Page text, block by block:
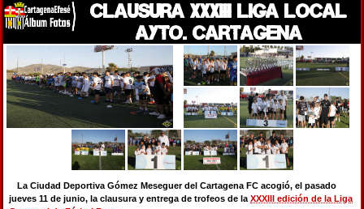
CLAUSURA XXXIII LIGA LOCAL
AYTO. CARTAGENA
La Ciudad Deportiva Gómez Meseguer del Cartagena FC acogió, el pasado
jueves 11 de junio, la clausura y entrega de trofeos de la XXXIII edición de la Liga